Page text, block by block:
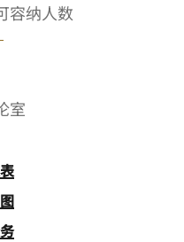
容纳人数
室